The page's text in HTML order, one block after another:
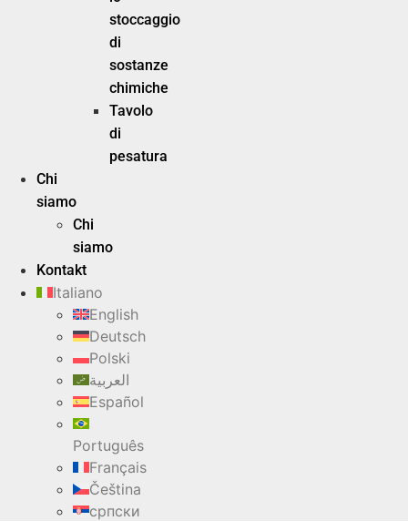
stoccaggio
di
sostanze
chimiche
Tavolo
di
pesatura
Chi
siamo
Chi
siamo
Kontakt
Italiano
English
Deutsch
Polski
العربية
Español
Português
Français
Čeština
српски